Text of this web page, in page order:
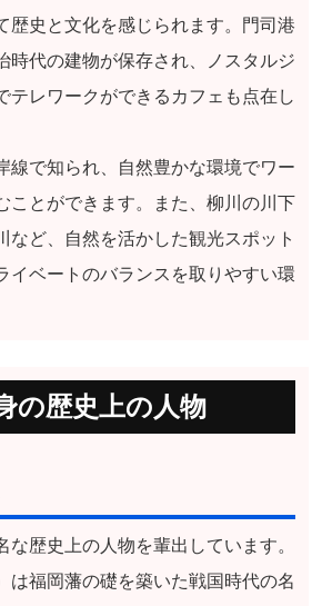
歴史と文化を感じられます。門司港
時代の建物が保存され、ノスタルジ
テレワークができるカフェも点在し
線で知られ、自然豊かな環境でワー
ことができます。また、柳川の川下
など、自然を活かした観光スポット
イベートのバランスを取りやすい環
の歴史上の人物
な歴史上の人物を輩出しています。
は福岡藩の礎を築いた戦国時代の名